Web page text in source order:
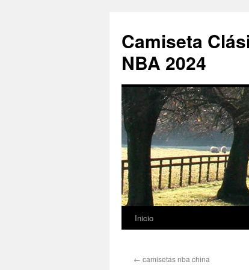
Camiseta
NBA 2024
Saltar
contenido
Inicio
← camisetas nba china